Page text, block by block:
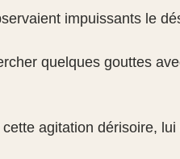
impuissants le
quelques gouttes
agitation dérisoire, lui